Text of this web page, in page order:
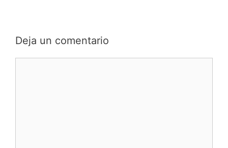
Deja un comentario